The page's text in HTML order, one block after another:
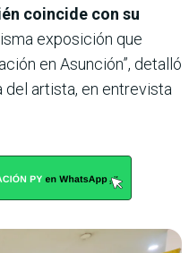
coincide con su
exposición que
en Asunción”, detalló
del artista, en entrevista